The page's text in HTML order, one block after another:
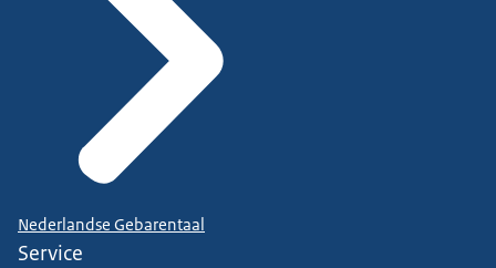
Nederlandse Gebarentaal
Service